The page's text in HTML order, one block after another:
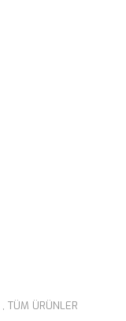
, TÜM ÜRÜNLER